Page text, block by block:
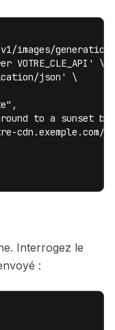
images/
VOTRE_CLE_API' \
json' \
to a sunset
cdn.exemple.com/
Interrogez le
: